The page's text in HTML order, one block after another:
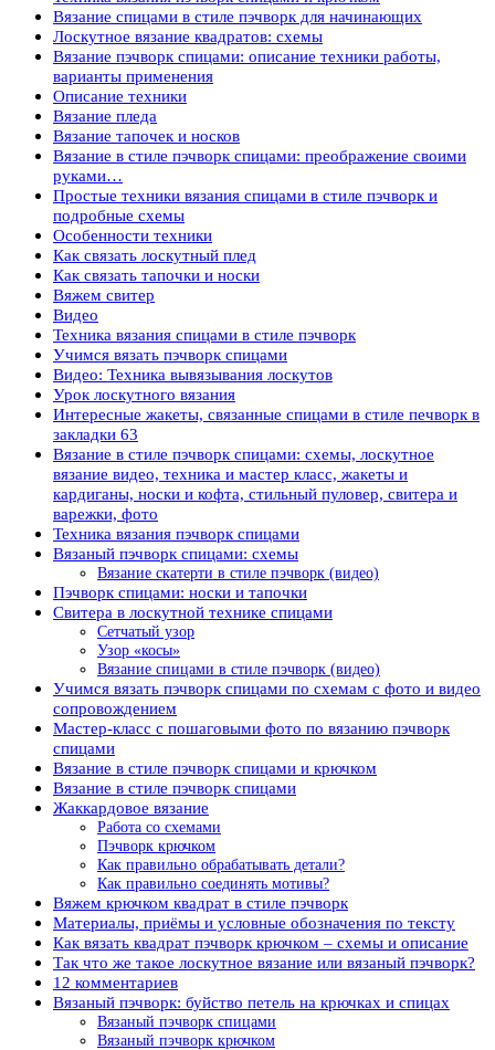
Вязание спицами в стиле пэчворк для начинающих
Лоскутное вязание квадратов: схемы
Вязание пэчворк спицами: описание техники работы,
варианты применения
Описание техники
Вязание пледа
Вязание тапочек и носков
Вязание в стиле пэчворк спицами: преображение своими
руками…
Простые техники вязания спицами в стиле пэчворк и
подробные схемы
Особенности техники
Как связать лоскутный плед
Как связать тапочки и носки
Вяжем свитер
Видео
Техника вязания спицами в стиле пэчворк
Учимся вязать пэчворк спицами
Видео: Техника вывязывания лоскутов
Урок лоскутного вязания
Интересные жакеты, связанные спицами в стиле печворк в
закладки 63
Вязание в стиле пэчворк спицами: схемы, лоскутное
вязание видео, техника и мастер класс, жакеты и
кардиганы, носки и кофта, стильный пуловер, свитера и
варежки, фото
Техника вязания пэчворк спицами
Вязаный пэчворк спицами: схемы
Вязание скатерти в стиле пэчворк (видео)
Пэчворк спицами: носки и тапочки
Свитера в лоскутной технике спицами
Сетчатый узор
Узор «косы»
Вязание спицами в стиле пэчворк (видео)
Учимся вязать пэчворк спицами по схемам с фото и видео
сопровождением
Мастер-класс с пошаговыми фото по вязанию пэчворк
спицами
Вязание в стиле пэчворк спицами и крючком
Вязание в стиле пэчворк спицами
Жаккардовое вязание
Работа со схемами
Пэчворк крючком
Как правильно обрабатывать детали?
Как правильно соединять мотивы?
Вяжем крючком квадрат в стиле пэчворк
Материалы, приёмы и условные обозначения по тексту
Как вязать квадрат пэчворк крючком – схемы и описание
Так что же такое лоскутное вязание или вязаный пэчворк?
12 комментариев
Вязаный пэчворк: буйство петель на крючках и спицах
Вязаный пэчворк спицами
Вязаный пэчворк крючком